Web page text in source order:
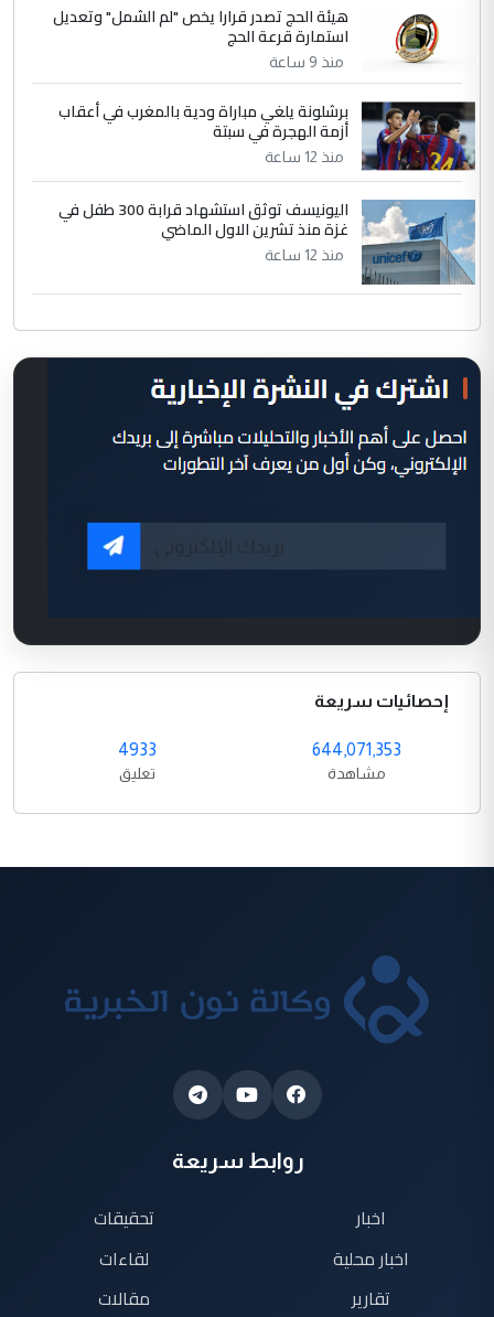
هيئة الحج تصدر قرارا يخص "لم الشمل" وتعديل
استمارة قرعة الحج
منذ 9 ساعة
برشلونة يلغي مباراة ودية بالمغرب في أعقاب
أزمة الهجرة في سبتة
منذ 12 ساعة
اليونيسف توثق استشهاد قرابة 300 طفل في
غزة منذ تشرين الاول الماضي
منذ 12 ساعة
إحصائيات سريعة
644,071,353
مشاهدة
4933
تعليق
روابط سريعة
اخبار
اخبار محلية
تقارير
تحقيقات
لقاءات
مقالات